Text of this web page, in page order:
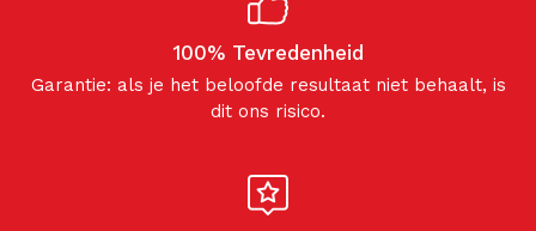
100% Tevredenheid
Garantie: als je het beloofde resultaat niet behaalt, is
dit ons risico.